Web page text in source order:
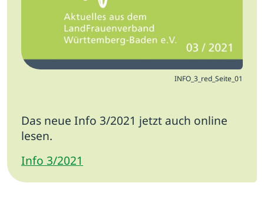
INFO_3_red_Seite_01
Das neue Info 3/2021 jetzt auch online
lesen.
Info 3/2021